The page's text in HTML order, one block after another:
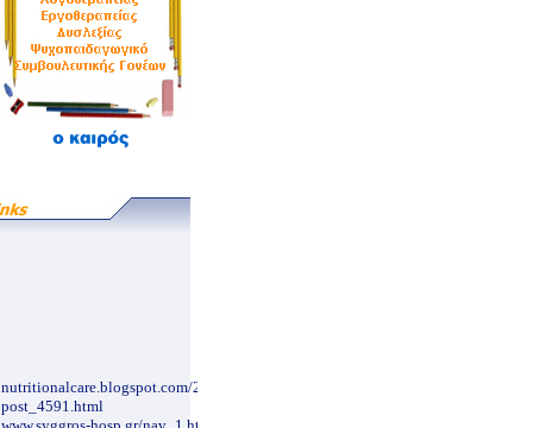
nutritionalcare.blogspot.com/2007/12/blog-
post_4591.html
www.syggros-hosp.gr/nav_1.htm